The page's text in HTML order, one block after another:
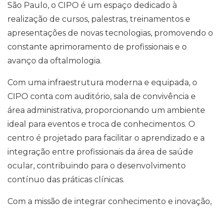
São Paulo, o CIPO é um espaço dedicado à
realização de cursos, palestras, treinamentos e
apresentações de novas tecnologias, promovendo o
constante aprimoramento de profissionais e o
avanço da oftalmologia.
Com uma infraestrutura moderna e equipada, o
CIPO conta com auditório, sala de convivência e
área administrativa, proporcionando um ambiente
ideal para eventos e troca de conhecimentos. O
centro é projetado para facilitar o aprendizado e a
integração entre profissionais da área de saúde
ocular, contribuindo para o desenvolvimento
contínuo das práticas clínicas.
Com a missão de integrar conhecimento e inovação,